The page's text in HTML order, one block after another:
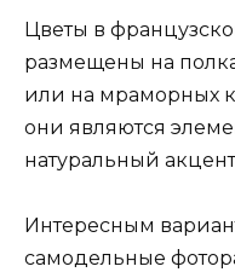
Цветы в
размещены на
или на мраморных
они являются
натуральный
Интересным
самодельные